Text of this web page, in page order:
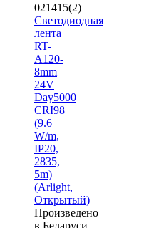
021415(2)
Светодиодная
лента
RT-
A120-
8mm
24V
Day5000
CRI98
(9.6
W/m,
IP20,
2835,
5m)
(Arlight,
Открытый)
Произведено
в Беларуси